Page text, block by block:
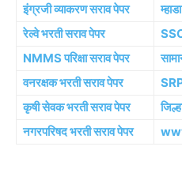
इंग्रजी व्याकरण सराव पेपर
रेल्वे भरती सराव पेपर
NMMS परिक्षा सराव पेपर
वनरक्षक भरती सराव पेपर
कृषी सेवक भरती सराव पेपर
नगरपरिषद भरती सराव पेपर